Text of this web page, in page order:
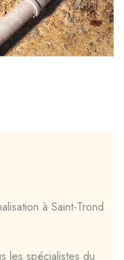
à Saint-Trond
les spécialistes du